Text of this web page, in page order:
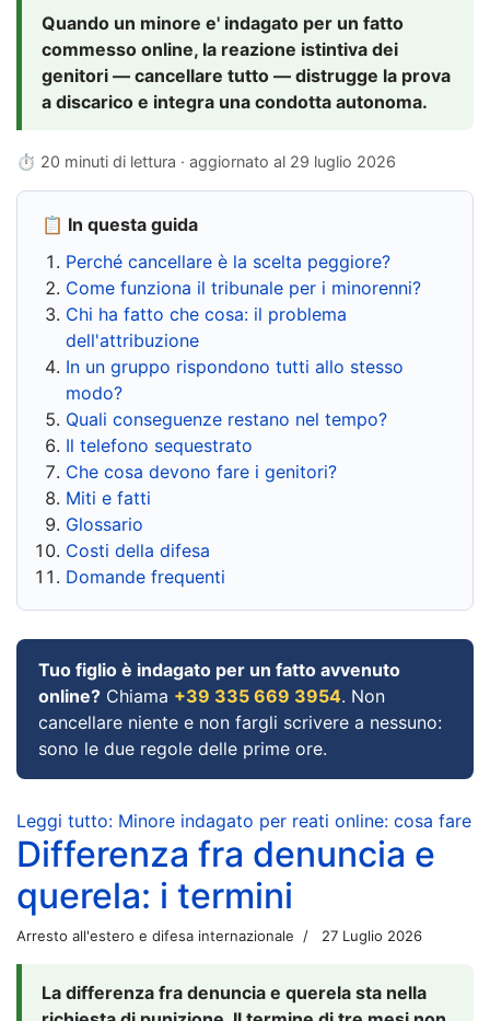
Quando un minore e' indagato per un fatto
commesso online, la reazione istintiva dei
genitori — cancellare tutto — distrugge la prova
a discarico e integra una condotta autonoma.
⏱ 20 minuti di lettura · aggiornato al 29 luglio 2026
📋 In questa guida
Perché cancellare è la scelta peggiore?
Come funziona il tribunale per i minorenni?
Chi ha fatto che cosa: il problema
dell'attribuzione
In un gruppo rispondono tutti allo stesso
modo?
Quali conseguenze restano nel tempo?
Il telefono sequestrato
Che cosa devono fare i genitori?
Miti e fatti
Glossario
Costi della difesa
Domande frequenti
Tuo figlio è indagato per un fatto avvenuto
online? Chiama +39 335 669 3954. Non
cancellare niente e non fargli scrivere a nessuno:
sono le due regole delle prime ore.
Leggi tutto: Minore indagato per reati online: cosa fare
Differenza fra denuncia e
querela: i termini
Arresto all'estero e difesa internazionale 27 Luglio 2026
La differenza fra denuncia e querela sta nella